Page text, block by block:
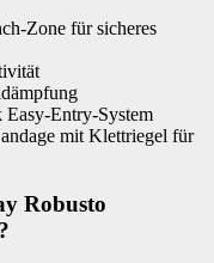
Zone für sicheres
Easy-Entry-System
mit Klettriegel für
Robusto